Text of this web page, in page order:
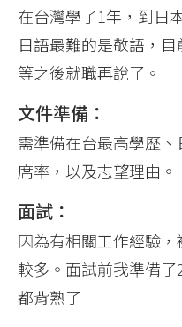
在台灣學了1年，到日
日語最難的是敬語，
等之後就職再說了。
文件準備：
需準備在台最高學歷
席率，以及志望理由。
面試：
因為有相關工作經驗
較多。面試前我準備
都背熟了